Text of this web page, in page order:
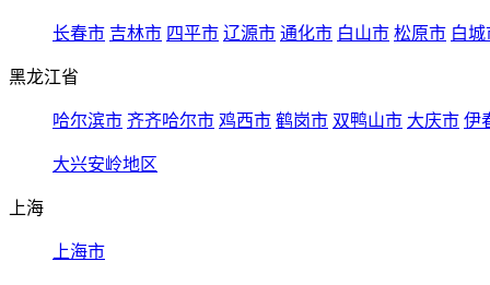
长春市 吉林市 四平市 辽源市 通化市 白山市 松原市 白城
黑龙江省
哈尔滨市 齐齐哈尔市 鸡西市 鹤岗市 双鸭山市 大庆市 伊
大兴安岭地区
上海
上海市